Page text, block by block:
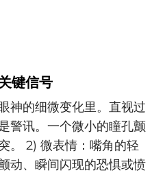
键信号
神的细微变化里。直视过
警讯。一个微小的瞳孔颤
。 2) 微表情：嘴角的轻
动、瞬间闪现的恐惧或愤